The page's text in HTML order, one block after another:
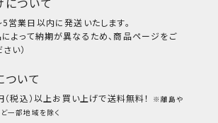
営業日以内に発送いたします。
よって納期が異なるため、商品ページをご
い）
いて
税込）以上お買い上げで送料無料！
※離島や
一部地域を除く